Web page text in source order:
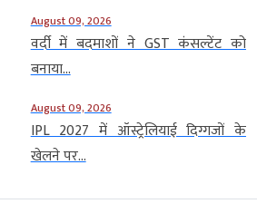
August 09, 2026
वर्दी में बदमाशों ने GST कंसल्टेंट को
बनाया...
August 09, 2026
IPL 2027 में ऑस्ट्रेलियाई दिग्गजों के
खेलने पर...